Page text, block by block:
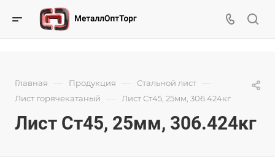
Главная — Продукция — Стальной лист —
Лист горячекатаный — Лист Ст45, 25мм, 306.424кг
Лист Ст45, 25мм, 306.424кг